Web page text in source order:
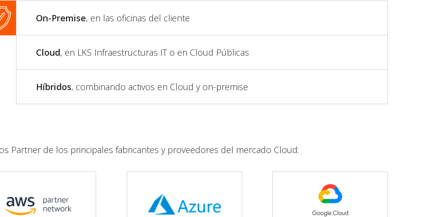
On-Premise, en las oficinas del cliente
Cloud, en LKS Infraestructuras IT o en Cloud Públicas
Híbridos, combinando activos en Cloud y on-premise
Partner de los principales fabricantes y proveedores del mercado Cloud: